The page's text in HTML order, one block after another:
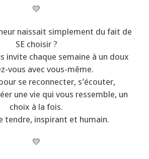
💛
naissait simplement du fait de
SE choisir ?
invite chaque semaine à un doux
vous avec vous-même.
se reconnecter, s’écouter,
une vie qui vous ressemble, un
choix à la fois.
tendre, inspirant et humain.
💛